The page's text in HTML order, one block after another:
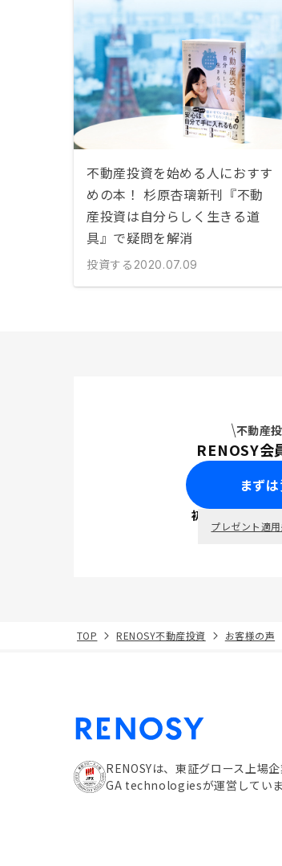
不動産投資を始める人におすす
めの本！ 杉原杏璃新刊『不動
産投資は自分らしく生きる道
具』で疑問を解消
投資する 2020.07.09
不動産
RENOSY会
まず
初回面談で
プレゼント適
TOP RENOSY不動産投資 お客様の声
RENOSYは、東証グロース上場
GA technologiesが運営していま